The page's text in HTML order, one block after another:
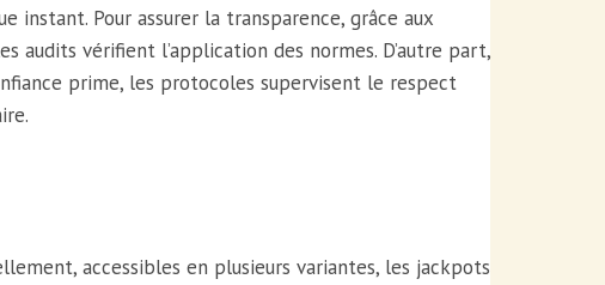
Pour assurer la transparence, grâce aux
audits vérifient l’application des normes. D’autre part,
prime, les protocoles supervisent le respect
accessibles en plusieurs variantes, les jackpots